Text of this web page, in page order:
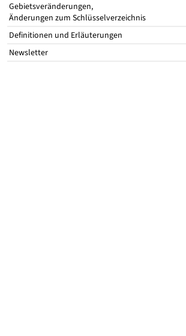
Gebietsveränderungen,
Änderungen zum Schlüsselverzeichnis
Definitionen und Erläuterungen
Newsletter